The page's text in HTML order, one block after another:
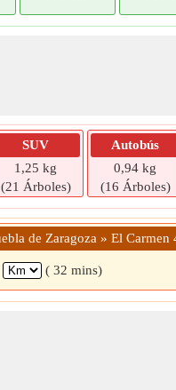
SUV
1,25 kg
(21 Árboles)
Autobús
0,94 kg
(16 Árboles)
de Zaragoza » El Carmen
( 32 mins)